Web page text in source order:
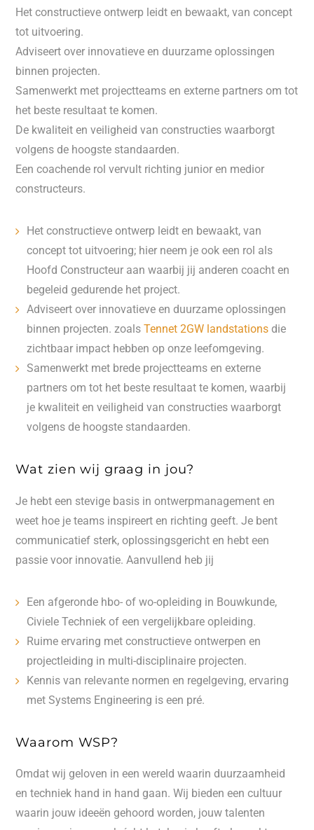
Het constructieve ontwerp leidt en bewaakt, van concept
tot uitvoering.
Adviseert over innovatieve en duurzame oplossingen
binnen projecten.
Samenwerkt met projectteams en externe partners om tot
het beste resultaat te komen.
De kwaliteit en veiligheid van constructies waarborgt
volgens de hoogste standaarden.
Een coachende rol vervult richting junior en medior
constructeurs.
Het constructieve ontwerp leidt en bewaakt, van
concept tot uitvoering; hier neem je ook een rol als
Hoofd Constructeur aan waarbij jij anderen coacht en
begeleid gedurende het project.
Adviseert over innovatieve en duurzame oplossingen
binnen projecten. zoalsTennet 2GW landstations die
zichtbaar impact hebben op onze leefomgeving.
Samenwerkt met brede projectteams en externe
partners om tot het beste resultaat te komen, waarbij
je kwaliteit en veiligheid van constructies waarborgt
volgens de hoogste standaarden.
Wat zien wij graag in jou?
Je hebt een stevige basis in ontwerpmanagement en
weet hoe je teams inspireert en richting geeft. Je bent
communicatief sterk, oplossingsgericht en hebt een
passie voor innovatie. Aanvullend heb jij
Een afgeronde hbo- of wo-opleiding in Bouwkunde,
Civiele Techniek of een vergelijkbare opleiding.
Ruime ervaring met constructieve ontwerpen en
projectleiding in multi-disciplinaire projecten.
Kennis van relevante normen en regelgeving, ervaring
met Systems Engineering is een pré.
Waarom WSP?
Omdat wij geloven in een wereld waarin duurzaamheid
en techniek hand in hand gaan. Wij bieden een cultuur
waarin jouw ideeën gehoord worden, jouw talenten